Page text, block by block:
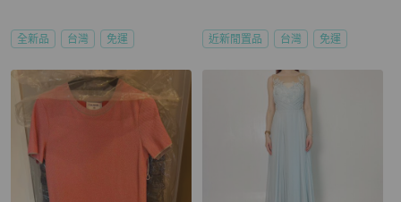
全新品 台灣 免運 近新閒置品 台灣 免運